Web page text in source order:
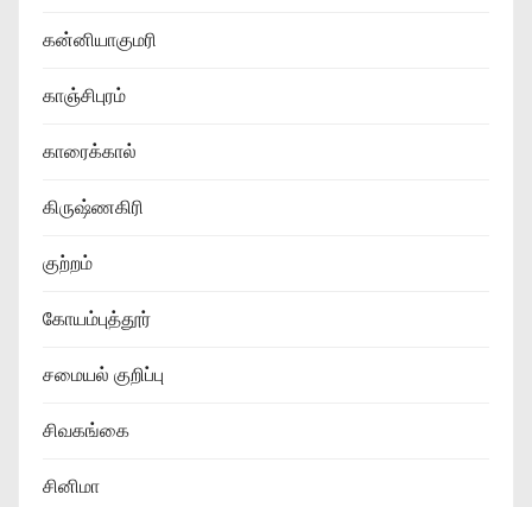
கன்னியாகுமரி
காஞ்சிபுரம்
காரைக்கால்
கிருஷ்ணகிரி
குற்றம்
கோயம்புத்தூர்
சமையல் குறிப்பு
சிவகங்கை
சினிமா